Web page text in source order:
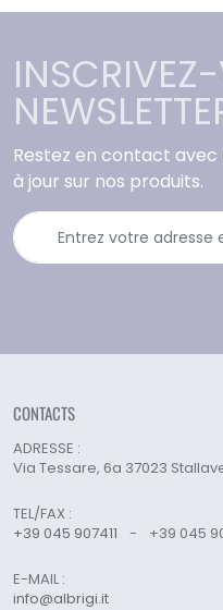
Restez en contact avec
à jour sur nos produits.
CONTACTS
ADRESSE :
Via Tessare, 6a 37023
TEL/FAX :
+39 045 907411
- +39 045
E-MAIL :
info@albrigi.it